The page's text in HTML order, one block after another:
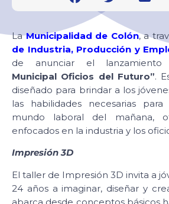
LaMunicipalidad de Colón, a
de Industria, Producción y
de anunciar el
Municipal Oficios del Futuro”.
diseñado para brindar a los
las habilidades necesarias
mundo laboral del mañana,
enfocados en la industria y los
Impresión 3D
El taller de Impresión 3D invita a
24 años a imaginar, diseñar y